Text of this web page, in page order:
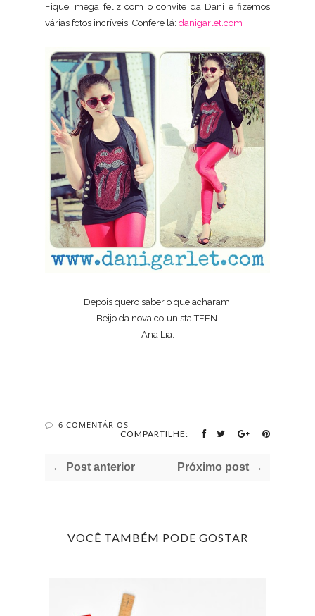
Fiquei mega feliz com o convite da Dani e fizemos
várias fotos incríveis. Confere lá: danigarlet.com
Depois quero saber o que acharam!
Beijo da nova colunista TEEN
Ana Lia.
6 COMENTÁRIOS
COMPARTILHE:
← Post anterior Próximo post →
VOCÊ TAMBÉM PODE GOSTAR